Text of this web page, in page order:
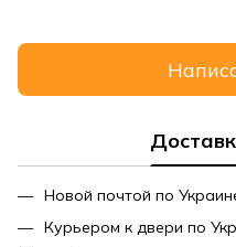
Новой почтой по
Курьером к двери по